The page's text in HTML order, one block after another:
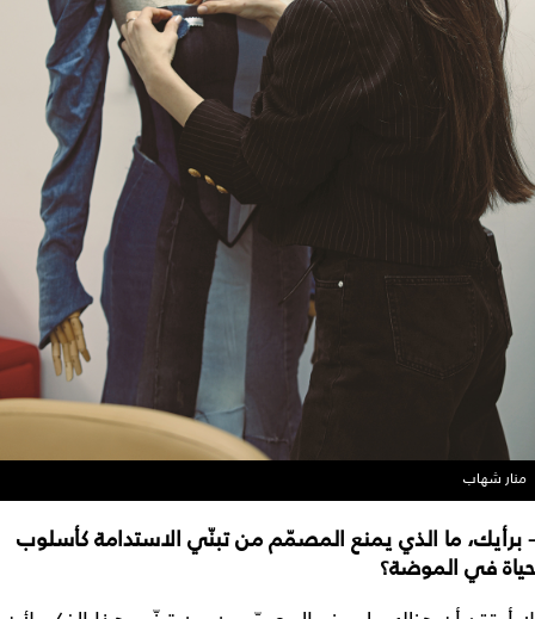
منار شهاب
- برأيك، ما الذي يمنع المصمّم من تبنّي الاستدامة كأسلوب
حياة في الموضة؟